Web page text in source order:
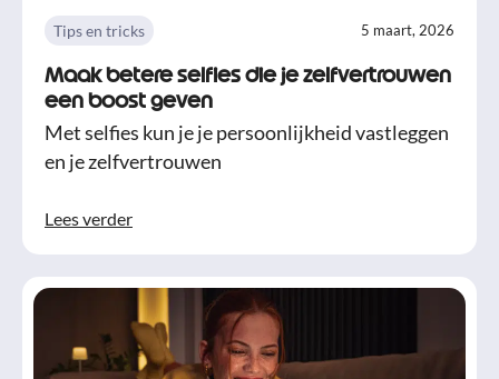
Tips en tricks 5 maart, 2026
Maak betere selfies die je zelfvertrouwen
een boost geven
Met selfies kun je je persoonlijkheid vastleggen
en je zelfvertrouwen
Lees verder